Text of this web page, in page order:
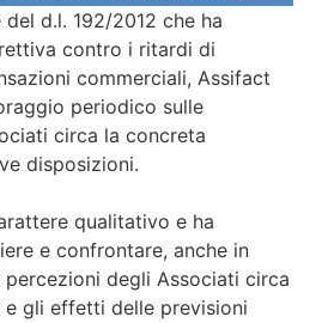
del d.l. 192/2012 che ha
contro i ritardi di
commerciali, Assifact
periodico sulle
circa la concreta
disposizioni.
qualitativo e ha
e confrontare, anche in
percezioni degli Associati circa
e gli effetti delle previsioni